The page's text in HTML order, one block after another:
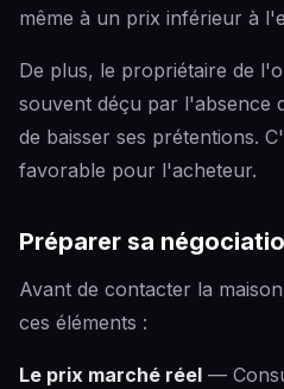
même à un prix inférieur à
De plus, le propriétaire de
souvent déçu par l'absence
de baisser ses prétentions.
favorable pour l'acheteur.
Préparer sa
Avant de contacter la
ces éléments :
Le prix marché réel —